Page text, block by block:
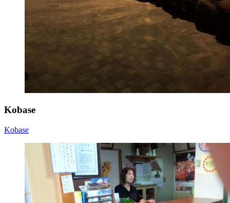
Kobase
Kobase